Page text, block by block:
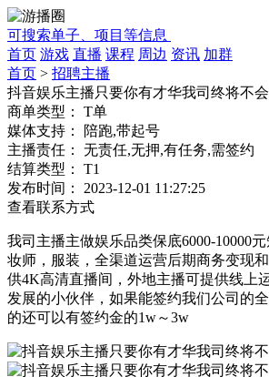
可搜索单子、项目等信息
首页 游戏 直播 课程 周边 资讯 加群
首页 > 招聘主播
抖音娱乐主播只要你有才华我司终将不
商单类型：
T单
媒体支持：
陪跑,带起号
主播责任：
无责任,无押,有任务,需签约
结算类型：
T1
发布时间：
2023-12-01 11:27:25
查看联系方式
我司主播主做娱乐品类保底6000-10000
妆师，服装，全渠道运营后期商务变现
供4K高清直播间，外地主播可提供线上
发展的小伙伴，如果能签约我们公司的
的还可以有签约金的1w～3w